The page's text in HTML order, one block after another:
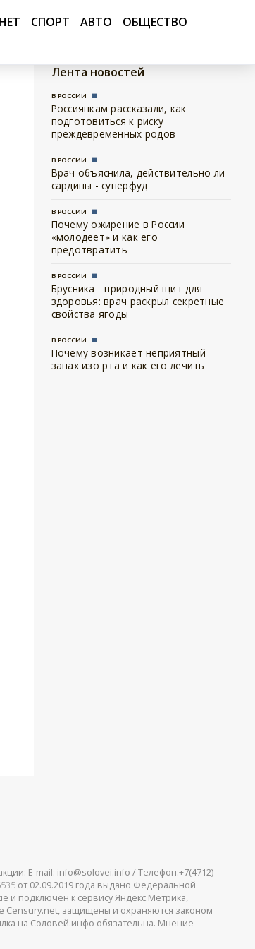
СПОРТ АВТО ОБЩЕСТВО
Лента новостей
В РОССИИ
Россиянкам рассказали, как
подготовиться к риску
преждевременных родов
В РОССИИ
Врач объяснила, действительно ли
сардины - суперфуд
В РОССИИ
Почему ожирение в России
«молодеет» и как его
предотвратить
В РОССИИ
Брусника - природный щит для
здоровья: врач раскрыл секретные
свойства ягоды
В РОССИИ
Почему возникает неприятный
запах изо рта и как его лечить
E-mail: info@solovei.info / Телефон:+7(4712)
от 02.09.2019 года выдано Федеральной
и подключен к сервису Яндекс.Метрика,
Censury.net, защищены и охраняются законом
на Соловей.инфо обязательна. Мнение